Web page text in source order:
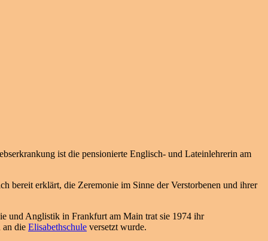
ist die pensionierte Englisch- und Lateinlehrerin am
bereit erklärt, die Zeremonie im Sinne der Verstorbenen und ihrer
und Anglistik in Frankfurt am Main trat sie 1974 ihr
an die Elisabethschule versetzt wurde.